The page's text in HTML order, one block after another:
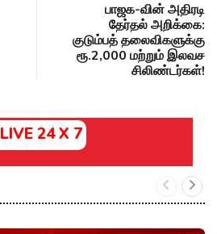
பாஜக-வின் அதிரடி
தேர்தல் அறிக்கை:
குடும்பத் தலைவிகளுக்கு
ரூ.2,000 மற்றும் இலவச
சிலிண்டர்கள்!
LIVE 24 X 7